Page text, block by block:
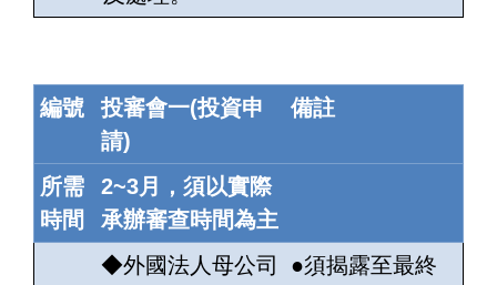
編號
投審會一(投資申
請)
備註
所需
時間
2~3月，須以實際
承辦審查時間為主
◆外國法人母公司
●須揭露至最終